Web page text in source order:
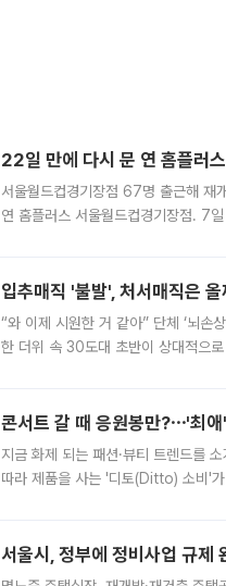
22일 만에 다시 문 연 홈플러
서울월드컵경기장점 67명 출근해 재
연 홈플러스 서울월드컵경기장점. 7
입추매직 '불발', 처서매직은
“와 이제 시원한 거 같아” 단체 ‘뇌손
한 더위 속 30도대 초반이 상대적으
콘서트 갈 때 응원봉만?⋯'최
지금 화제 되는 패션·뷰티 트렌드를
따라 제품을 사는 '디토(Ditto) 소비'
서울시, 정부에 정비사업 규